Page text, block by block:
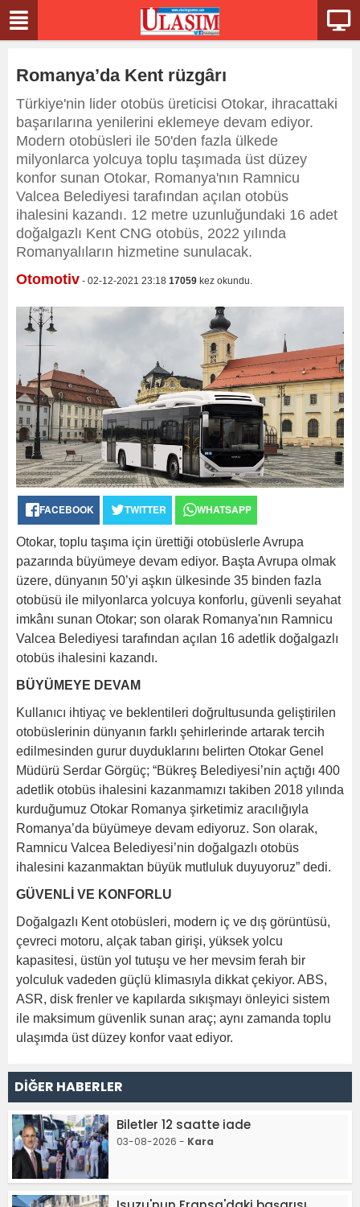
Romanya’da Kent rüzgârı
Türkiye'nin lider otobüs üreticisi Otokar, ihracattaki
başarılarına yenilerini eklemeye devam ediyor.
Modern otobüsleri ile 50'den fazla ülkede
milyonlarca yolcuya toplu taşımada üst düzey
konfor sunan Otokar, Romanya'nın Ramnicu
Valcea Belediyesi tarafından açılan otobüs
ihalesini kazandı. 12 metre uzunluğundaki 16 adet
doğalgazlı Kent CNG otobüs, 2022 yılında
Romanyalıların hizmetine sunulacak.
Otomotiv - 02-12-2021 23:18 17059 kez okundu.
FACEBOOK TWITTER WHATSAPP
Otokar, toplu taşıma için ürettiği otobüslerle Avrupa
pazarında büyümeye devam ediyor. Başta Avrupa olmak
üzere, dünyanın 50’yi aşkın ülkesinde 35 binden fazla
otobüsü ile milyonlarca yolcuya konforlu, güvenli seyahat
imkânı sunan Otokar; son olarak Romanya'nın Ramnicu
Valcea Belediyesi tarafından açılan 16 adetlik doğalgazlı
otobüs ihalesini kazandı.
BÜYÜMEYE DEVAM
Kullanıcı ihtiyaç ve beklentileri doğrultusunda geliştirilen
otobüslerinin dünyanın farklı şehirlerinde artarak tercih
edilmesinden gurur duyduklarını belirten Otokar Genel
Müdürü Serdar Görgüç; “Bükreş Belediyesi’nin açtığı 400
adetlik otobüs ihalesini kazanmamızı takiben 2018 yılında
kurduğumuz Otokar Romanya şirketimiz aracılığıyla
Romanya’da büyümeye devam ediyoruz. Son olarak,
Ramnicu Valcea Belediyesi’nin doğalgazlı otobüs
ihalesini kazanmaktan büyük mutluluk duyuyoruz” dedi.
GÜVENLİ VE KONFORLU
Doğalgazlı Kent otobüsleri, modern iç ve dış görüntüsü,
çevreci motoru, alçak taban girişi, yüksek yolcu
kapasitesi, üstün yol tutuşu ve her mevsim ferah bir
yolculuk vadeden güçlü klimasıyla dikkat çekiyor. ABS,
ASR, disk frenler ve kapılarda sıkışmayı önleyici sistem
ile maksimum güvenlik sunan araç; aynı zamanda toplu
ulaşımda üst düzey konfor vaat ediyor.
DİĞER HABERLER
Biletler 12 saatte iade
03-08-2026 - Kara